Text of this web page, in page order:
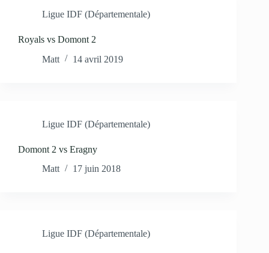
Ligue IDF (Départementale)
Royals vs Domont 2
Matt
14 avril 2019
Ligue IDF (Départementale)
Domont 2 vs Eragny
Matt
17 juin 2018
Ligue IDF (Départementale)